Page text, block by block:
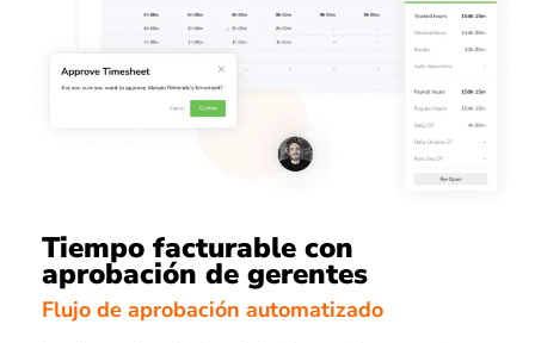
Tiempo facturable con
aprobación de gerentes
Flujo de aprobación automatizado